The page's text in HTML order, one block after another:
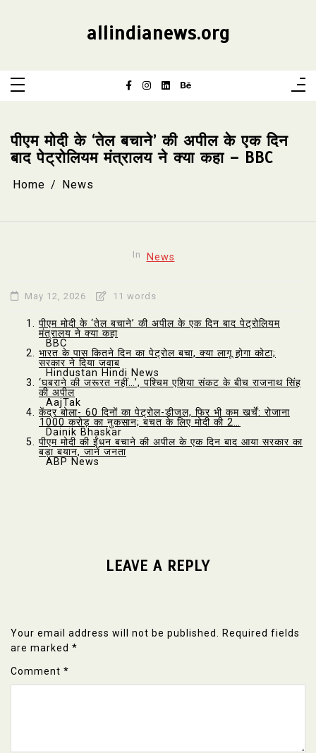
allindianews.org
पीएम मोदी के ‘तेल बचाने’ की अपील के एक दिन
बाद पेट्रोलियम मंत्रालय ने क्या कहा – BBC
Home News
In News
May 12, 2026 11 words
पीएम मोदी के ‘तेल बचाने’ की अपील के एक दिन बाद पेट्रोलियम
मंत्रालय ने क्या कहा
BBC
भारत के पास कितने दिन का पेट्रोल बचा, क्या लागू होगा कोटा;
सरकार ने दिया जवाब
Hindustan Hindi News
‘घबराने की जरूरत नहीं…’, पश्चिम एशिया संकट के बीच राजनाथ सिंह
की अपील
AajTak
केंद्र बोला- 60 दिनों का पेट्रोल-डीजल, फिर भी कम खर्चें: रोजाना
₹1000 करोड़ का नुकसान; बचत के लिए मोदी की 2…
Dainik Bhaskar
पीएम मोदी की ईंधन बचाने की अपील के एक दिन बाद आया सरकार का
बड़ा बयान, जानें जनता
ABP News
LEAVE A REPLY
Your email address will not be published.
Required fields
are marked *
Comment *